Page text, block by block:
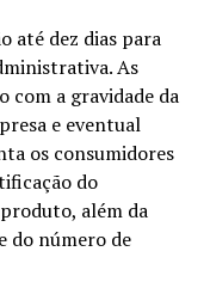
até dez dias para
As
com a gravidade da
e eventual
os consumidores
do
além da
do número de